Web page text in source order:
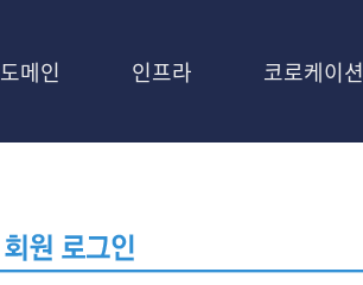
도메인 인프라 코로케이션